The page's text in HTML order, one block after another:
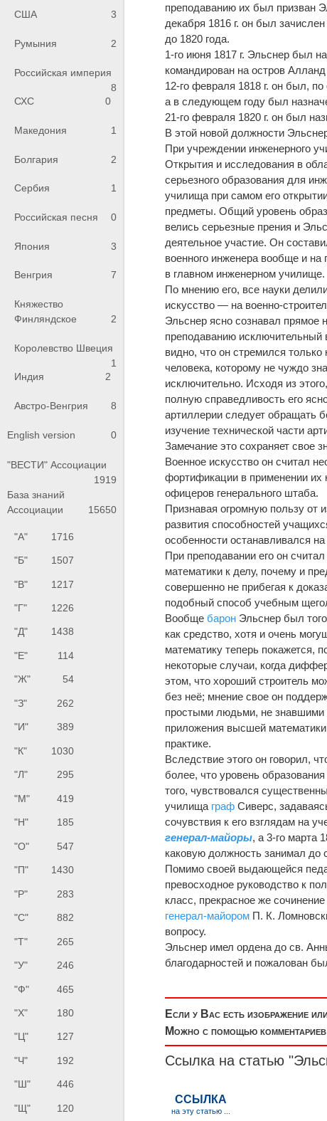
США 3
Румыния 2
Российская империя
8
СХС
0
Македония 1
Болгария 2
Сербия 1
Российская песня 0
Япония 3
Венгрия 7
Княжество
Финляндское
2
Королевство Швеция
1
Индия
2
Австро-Венгрия 8
English version 0
"ВЕСТИ" Ассоциации
1919
База знаний
Ассоциации
15650
"А" 1716
"Б" 1507
"В" 1217
"Г" 1226
"Д" 1438
"Е" 114
"Ж" 54
"З" 262
"И" 389
"К" 1030
"Л" 295
"М" 419
"Н" 185
"О" 547
"П" 1430
"Р" 283
"С" 882
"Т" 265
"У" 246
"Ф" 465
"Х" 180
"Ц" 127
"Ч" 192
"Ш" 446
"Щ" 120
преподаванию их был призван
декабря 1816 г. он был
до 1820 года.
1-го июня 1817 г. Эльснер был
командирован на остров
12-го февраля 1818 г. он был,
а в следующем году был
21-го февраля 1820 г. он был
В этой новой должности
При учреждении инженерного
Открытия и исследования в
серьезного образования для
училища при самом его
предметы. Общий уровень
велись серьезные прения и
деятельное участие. Он
военного инженера вообще и на
в главном инженерном училище.
По мнению его, все науки
искусство — на военно-
Эльснер ясно сознавал прямое
преподаванию исключительный
видно, что он стремился
человека, которому не чуждо
исключительно. Исходя из
полную справедливость его
артиллерии следует обращать
изучение технической части
Замечание это сохраняет свое
Военное искусство он считал
фортификации в применении их
офицеров генерального штаба.
Признавая огромную пользу от
развития способностей
особенности останавливался
При преподавании его он
математики к делу, почему и
совершенно не прибегая к
подобный способ учебным
Вообще барон Эльснер был
как средство, хотя и очень
математику теперь покажется,
некоторые случаи, когда
этом, что хороший строитель
без неё; мнение свое он
простыми людьми, не знавшими
приложения высшей
практике.
Вследствие этого он говорил,
более, что уровень
того, чувствовался
училища граф Сиверс,
сочувствия к его взглядам на
генерал-майоры, а 3-го марта
каковую должность занимал до
Помимо своей выдающейся
превосходное руководство к
класс, прекрасное же
генерал-майором П. К.
вопросу.
Эльснер имел ордена до св.
благодарностей и пожалован
Если у Вас есть изображение
Можно с помощью
Ссылка на статью